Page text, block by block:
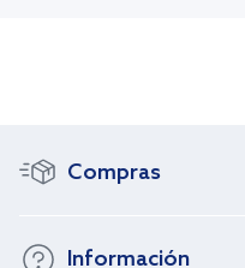
Compras
Información